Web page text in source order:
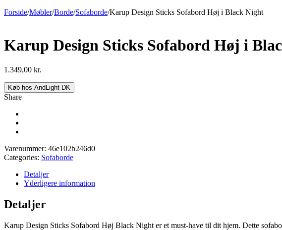
Forside/Møbler/Borde/Sofaborde/Karup Design Sticks Sofabord Høj i Black Night
Karup Design Sticks Sofabord Høj i
1.349,00 kr.
Køb hos AndLight DK
Share
Varenummer: 46e102b246d0
Categories: Sofaborde
Detaljer
Yderligere information
Detaljer
Karup Design Sticks Sofabord Høj Black Night er et must-have til dit hjem. Dette